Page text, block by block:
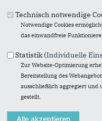
Verarbeitet werden
DS-GVO und besondere
politische Meinungen)
Grundverordnung
Bundesdatenschutzgesetz
Es werden besondere
Abs. 2 d) DS-GVO auf der
Rahmen unserer
nach Art. 9 Abs. 2 a) bzw.
Technisch notwendige
Notwendige Cookies
das einwandfreie
Statistik (Individuelle
Zur Website-Optimierung
Bereitstellung des
ausschließlich aggregiert und
gestellt.